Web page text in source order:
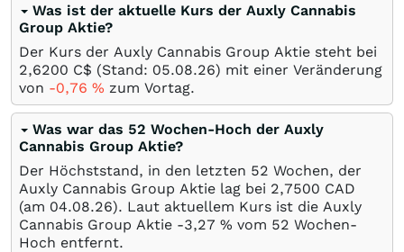
Was ist der aktuelle Kurs der Auxly Cannabis
Group Aktie?
Der Kurs der Auxly Cannabis Group Aktie steht bei
2,6200 C$ (Stand: 05.08.26) mit einer Veränderung
von -0,76 % zum Vortag.
Was war das 52 Wochen-Hoch der Auxly
Cannabis Group Aktie?
Der Höchststand, in den letzten 52 Wochen, der
Auxly Cannabis Group Aktie lag bei 2,7500 CAD
(am 04.08.26). Laut aktuellem Kurs ist die Auxly
Cannabis Group Aktie -3,27 % vom 52 Wochen-
Hoch entfernt.